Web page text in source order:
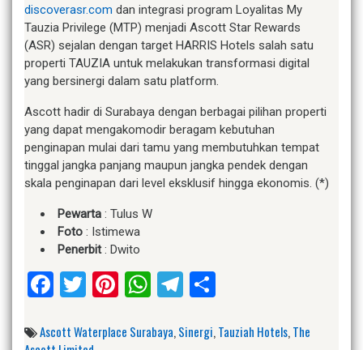
discoverasr.com dan integrasi program Loyalitas My
Tauzia Privilege (MTP) menjadi Ascott Star Rewards
(ASR) sejalan dengan target HARRIS Hotels salah satu
properti TAUZIA untuk melakukan transformasi digital
yang bersinergi dalam satu platform.
Ascott hadir di Surabaya dengan berbagai pilihan properti
yang dapat mengakomodir beragam kebutuhan
penginapan mulai dari tamu yang membutuhkan tempat
tinggal jangka panjang maupun jangka pendek dengan
skala penginapan dari level eksklusif hingga ekonomis. (*)
Pewarta : Tulus W
Foto : Istimewa
Penerbit: Dwito
Facebook
Twitter
Pinterest
WhatsApp
Telegram
Ascott Waterplace Surabaya,Sinergi,Tauziah Hotels,The